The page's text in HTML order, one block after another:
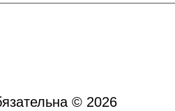
© 2026